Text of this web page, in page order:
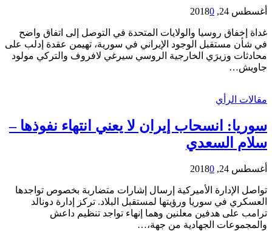
أغسطس 24, 2018 0
غداة إخفاق روسيا والولايات المتحدة في التوصل إلى اتفاق واضح
في شأن مستقبل الوجود الإيراني في سورية، تهيمن عقدة إدلب على
محادثات وزيرَي الخارجية الروسي سيرغي لافروف والتركي مولود
جاويش…
مقالات الرأي
سوريا: انسحاب إيران لا يعني انتهاء نفوذها –
سلام السعدي
أغسطس 24, 2018 0
تواصل الإدارة الأميركية إرسال إشارات متضاربة بخصوص تواجدها
العسكري في سوريا ورؤيتها لمستقبل البلاد. تركز إدارة دونالد
ترامب على هدفين معلنين وهما إنهاء تواجد تنظيم داعش
والمجموعات الجهادية من جهة،…